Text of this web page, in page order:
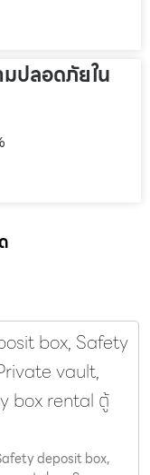
มปลอดภัยใน
box, Safety
vault,
box rental ตู้
deposit box,